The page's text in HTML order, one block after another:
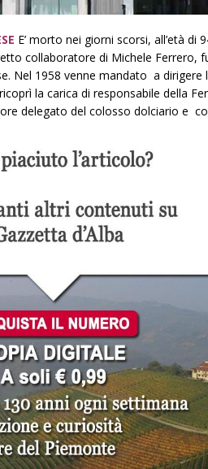
E’ morto nei giorni scorsi, all’età di
collaboratore di Michele Ferrero,
Nel 1958 venne mandato a
la carica di responsabile della
delegato del colosso dolciario e